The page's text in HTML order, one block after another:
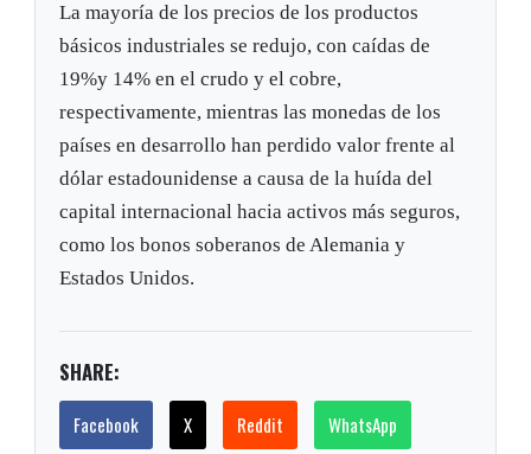
La mayoría de los precios de los productos
básicos industriales se redujo, con caídas de
19%y 14% en el crudo y el cobre,
respectivamente, mientras las monedas de los
países en desarrollo han perdido valor frente al
dólar estadounidense a causa de la huída del
capital internacional hacia activos más seguros,
como los bonos soberanos de Alemania y
Estados Unidos.
SHARE:
Facebook X Reddit WhatsApp